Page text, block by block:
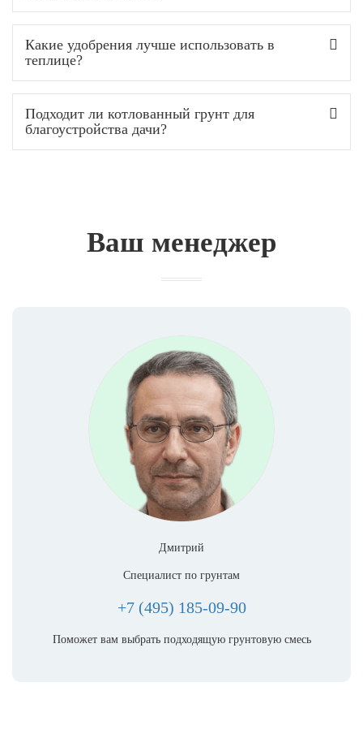
Какие удобрения лучше использовать в
теплице?
Подходит ли котлованный грунт для
благоустройства дачи?
Ваш менеджер
Дмитрий
Специалист по грунтам
+7 (495) 185-09-90
Поможет вам выбрать подходящую грунтовую смесь